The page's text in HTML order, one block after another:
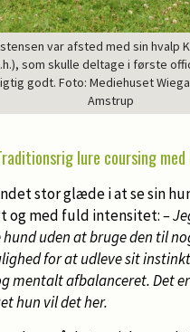
var afsted med sin hvalp
som skulle deltage i første
godt. Foto: Mediehuset
Amstrup
lure coursing med
stor glæde i at se sin
og med fuld intensitet:–
uden at bruge den til
for at udleve sit
mentalt afbalanceret. Det
hun vil det her.